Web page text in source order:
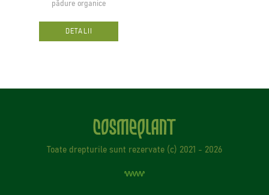
pădure organice
DETALII
Toate drepturile sunt rezervate (с) 2021 - 2026